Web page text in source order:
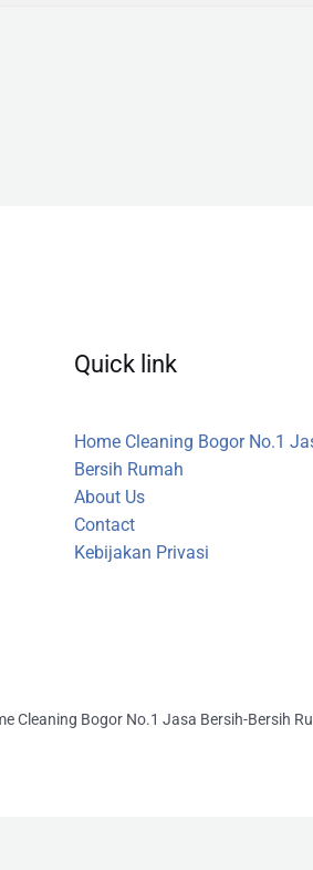
Quick link
Home Cleaning Bogor No.1
Bersih Rumah
About Us
Contact
Kebijakan Privasi
Cleaning Bogor No.1 Jasa Bersih-Bersih